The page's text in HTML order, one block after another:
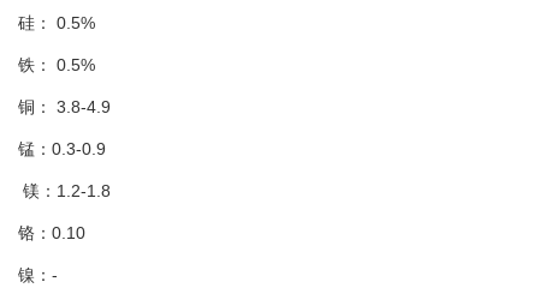
硅： 0.5%
铁： 0.5%
铜： 3.8-4.9
锰：0.3-0.9
镁：1.2-1.8
铬：0.10
镍：-